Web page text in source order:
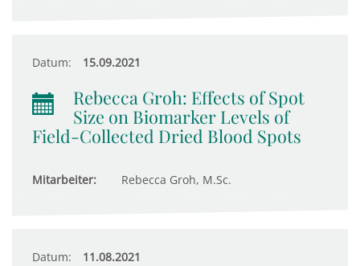
Datum: 15.09.2021
Rebecca Groh: Effects of Spot
Size on Biomarker Levels of
Field-Collected Dried Blood Spots
Mitarbeiter: Rebecca Groh, M.Sc.
Datum: 11.08.2021